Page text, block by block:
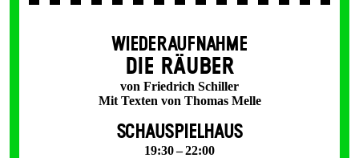
WIEDERAUFNAHME
DIE RÄUBER
von Friedrich Schiller
Mit Texten von Thomas Melle
SCHAUSPIELHAUS
19:30 – 22:00